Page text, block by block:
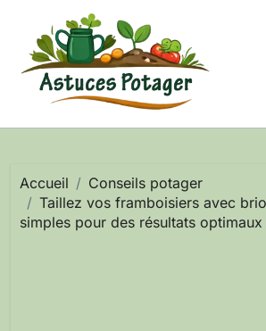
contenu
Accueil
Conseils potager
Taillez vos framboisiers avec
simples pour des résultats optimaux